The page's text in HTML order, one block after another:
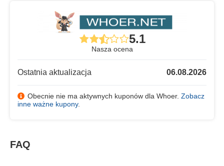
5.1
Nasza ocena
Ostatnia aktualizacja 06.08.2026
Obecnie nie ma aktywnych kuponów dla Whoer. Zobacz
inne ważne kupony.
FAQ